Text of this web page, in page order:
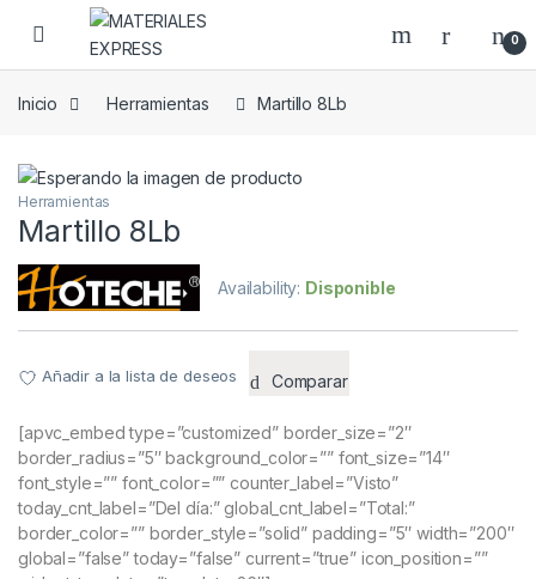
Skip to navigation
Skip to content
0
Inicio Herramientas Martillo 8Lb
Herramientas
Martillo 8Lb
Availability: Disponible
Añadir a la lista de deseos Comparar
[apvc_embed type=”customized” border_size=”2″
border_radius=”5″ background_color=”” font_size=”14″
font_style=”” font_color=”” counter_label=”Visto”
today_cnt_label=”Del día:” global_cnt_label=”Total:”
border_color=”” border_style=”solid” padding=”5″ width=”200″
global=”false” today=”false” current=”true” icon_position=””